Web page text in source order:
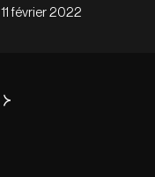
11 février 2022